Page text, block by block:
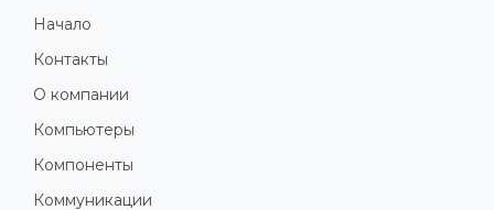
Начало
Контакты
О компании
Компьютеры
Компоненты
Коммуникации